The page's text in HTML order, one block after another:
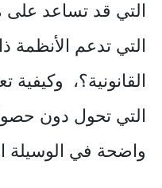
التي قد تساعد على
التي تدعم الأنظمة
القانونية؟، وكيفية
التي تحول دون
واضحة في الوسيلة